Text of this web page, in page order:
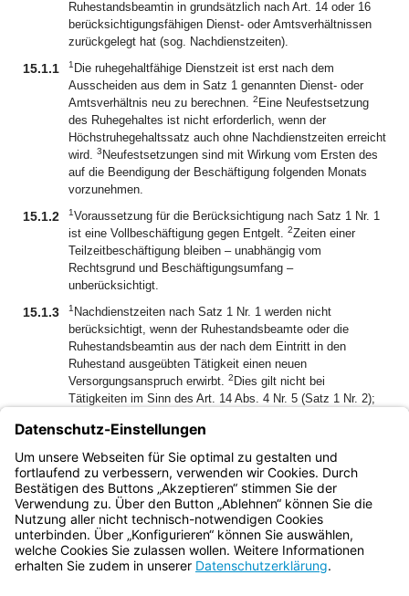
Ruhestandsbeamtin in grundsätzlich nach Art. 14 oder 16
berücksichtigungsfähigen Dienst- oder Amtsverhältnissen
zurückgelegt hat (sog. Nachdienstzeiten).
15.1.1 1 Die ruhegehaltfähige Dienstzeit ist erst nach dem
Ausscheiden aus dem in Satz 1 genannten Dienst- oder
Amtsverhältnis neu zu berechnen. 2 Eine Neufestsetzung
des Ruhegehaltes ist nicht erforderlich, wenn der
Höchstruhegehaltssatz auch ohne Nachdienstzeiten erreicht
wird. 3 Neufestsetzungen sind mit Wirkung vom Ersten des
auf die Beendigung der Beschäftigung folgenden Monats
vorzunehmen.
15.1.2 1Voraussetzung für die Berücksichtigung nach Satz 1 Nr. 1
ist eine Vollbeschäftigung gegen Entgelt. 2Zeiten einer
Teilzeitbeschäftigung bleiben – unabhängig vom
Rechtsgrund und Beschäftigungsumfang –
unberücksichtigt.
15.1.3 1 Nachdienstzeiten nach Satz 1 Nr. 1 werden nicht
berücksichtigt, wenn der Ruhestandsbeamte oder die
Ruhestandsbeamtin aus der nach dem Eintritt in den
Ruhestand ausgeübten Tätigkeit einen neuen
Versorgungsanspruch erwirbt. 2 Dies gilt nicht bei
Tätigkeiten im Sinn des Art. 14 Abs. 4 Nr. 5 (Satz 1 Nr. 2);
entsprechend.
15.1.4
Zu Satz 2 wird auf die zugehörigen Nrn. 14.1.3 bis 14.3.3
verwiesen.
Bayern.de
BayernPortal